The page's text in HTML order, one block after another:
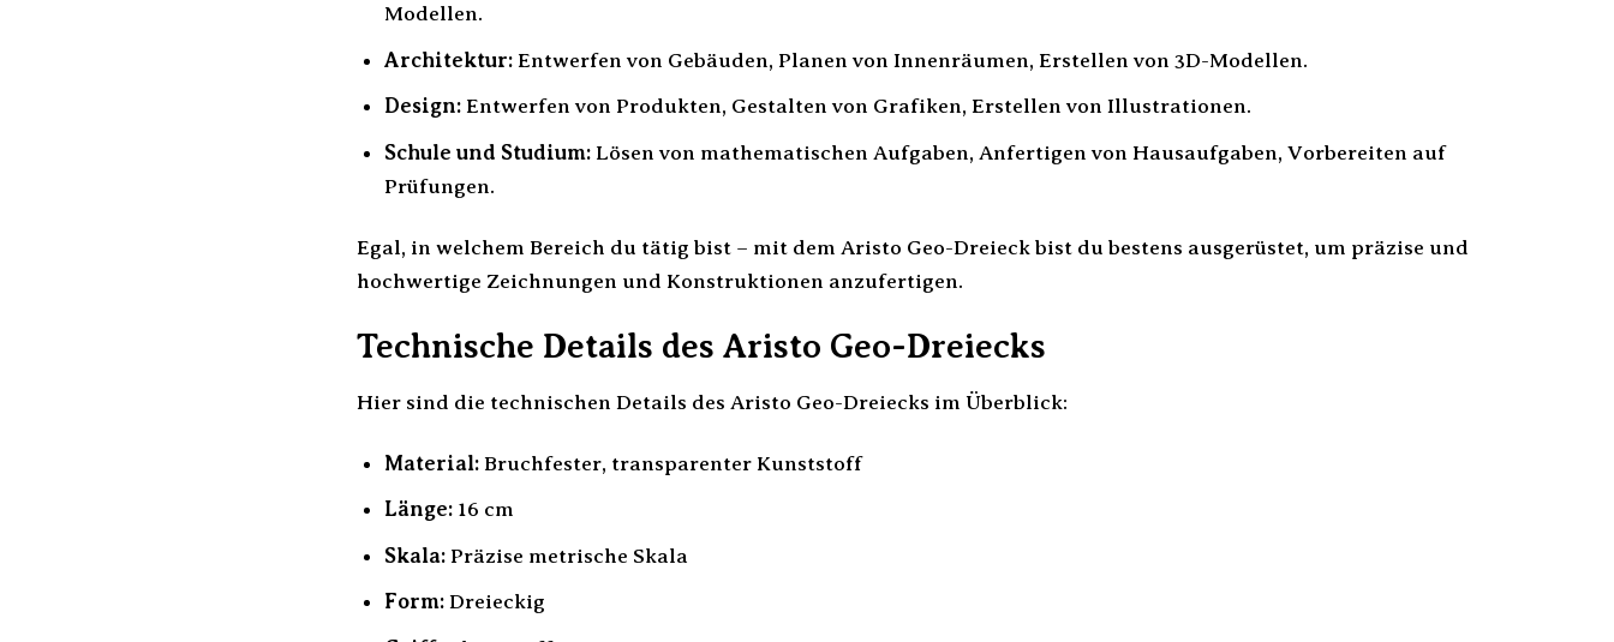
Modellen.
Architektur:Entwerfen von Gebäuden, Planen von Innenräumen, Erstellen von 3D-Modellen.
Design:Entwerfen von Produkten, Gestalten von Grafiken, Erstellen von Illustrationen.
Schule und Studium:Lösen von mathematischen Aufgaben, Anfertigen von Hausaufgaben, Vorbereiten auf
Prüfungen.
Egal, in welchem Bereich du tätig bist – mit dem Aristo Geo-Dreieck bist du bestens ausgerüstet, um präzise und
hochwertige Zeichnungen und Konstruktionen anzufertigen.
Technische Details des Aristo Geo-Dreiecks
Hier sind die technischen Details des Aristo Geo-Dreiecks im Überblick:
Material:Bruchfester, transparenter Kunststoff
Länge:16 cm
Skala:Präzise metrische Skala
Form:Dreieckig